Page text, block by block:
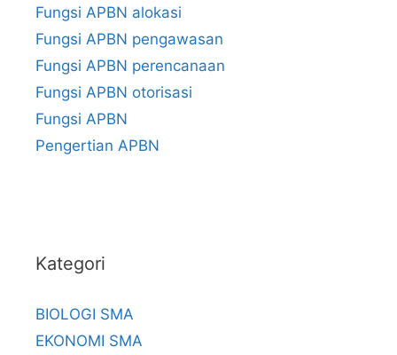
Fungsi APBN alokasi
Fungsi APBN pengawasan
Fungsi APBN perencanaan
Fungsi APBN otorisasi
Fungsi APBN
Pengertian APBN
Kategori
BIOLOGI SMA
EKONOMI SMA